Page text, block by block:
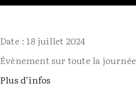
Date :18 juillet 2024
Évènement sur toute la journée
Plus d’infos